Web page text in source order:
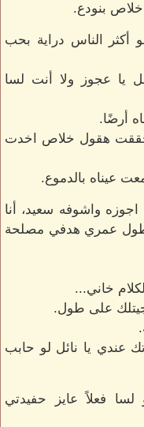
خلاص بنودع.
أكثر الناس دراية بحب
يا عجوز ولا أنت لسا
أرضًا.
اتحققت هقول خلاص اخدت
عيناه بالدموع.
واشوفه سعيد، أنا
طول عمري هدفي مصلحة
خاني...
على طول.
عندي يا نائل لو حابب
فعلاً عايز حفيدتي